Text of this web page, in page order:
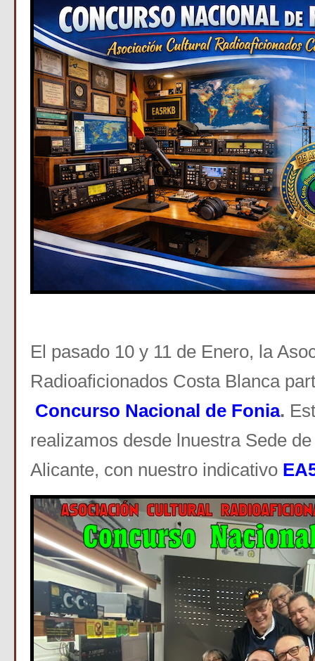
El pasado 10 y 11 de Enero, la
Radioaficionados Costa Blanca
Concurso Nacional de Fonia.
realizamos desde lnuestra Sede
Alicante, con nuestro indicativo